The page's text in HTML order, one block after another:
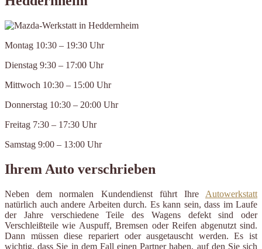
Montag 10:30 – 19:30 Uhr
Dienstag 9:30 – 17:00 Uhr
Mittwoch 10:30 – 15:00 Uhr
Donnerstag 10:30 – 20:00 Uhr
Freitag 7:30 – 17:30 Uhr
Samstag 9:00 – 13:00 Uhr
Ihrem Auto verschrieben
Neben dem normalen Kundendienst führt Ihre Autowerkstatt
natürlich auch andere Arbeiten durch. Es kann sein, dass im Laufe
der Jahre verschiedene Teile des Wagens defekt sind oder
Verschleißteile wie Auspuff, Bremsen oder Reifen abgenutzt sind.
Dann müssen diese repariert oder ausgetauscht werden. Es ist
wichtig, dass Sie in dem Fall einen Partner haben, auf den Sie sich